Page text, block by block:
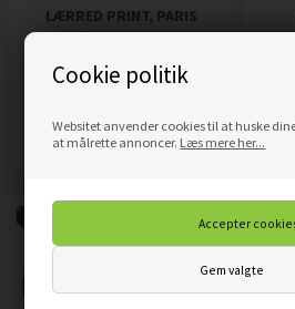
Cookie politik
Websitet anvender cookies til at huske
at målrette annoncer. Læs mere her...
LÆRRED PRINT, PARIS
EIFFELTÅRNET SOM MALET
Pris 899,00DKK
Mere info